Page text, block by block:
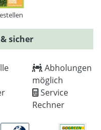
sicher
Abholungen
möglich
Service
Rechner